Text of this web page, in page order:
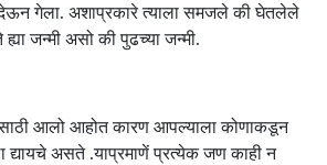
गेला. अशाप्रकारे त्याला समजले की घेतलेले
जन्मी असो की पुढच्या जन्मी.
आलो आहोत कारण आपल्याला कोणाकडून
द्यायचे असते .याप्रमाणें प्रत्येक जण काही न